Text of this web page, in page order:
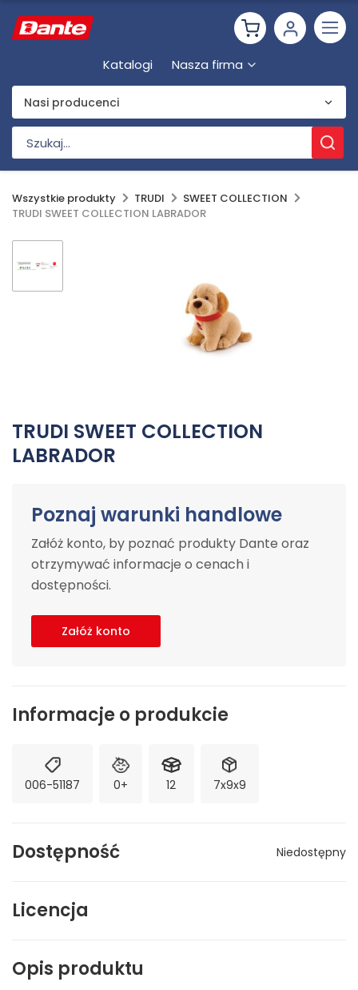
Katalogi Nasza firma
Nasi producenci
Wszystkie produkty TRUDI
SWEET COLLECTION
TRUDI SWEET COLLECTION LABRADOR
TRUDI SWEET COLLECTION
LABRADOR
Poznaj warunki handlowe
Załóż konto, by poznać produkty Dante oraz
otrzymywać informacje o cenach i
dostępności.
Załóż konto
Informacje o produkcie
006-51187 0+ 12 7x9x9
Dostępność Niedostępny
Licencja
Opis produktu